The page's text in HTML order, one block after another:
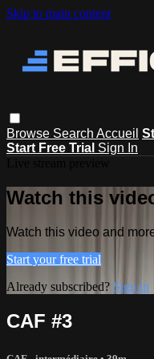
Skip to main content
Browse Search Accueil
Start Free Trial Sign In
Watch this
Watch this video and
Start your free trial
Already subscribed? Sign in
CAF #3